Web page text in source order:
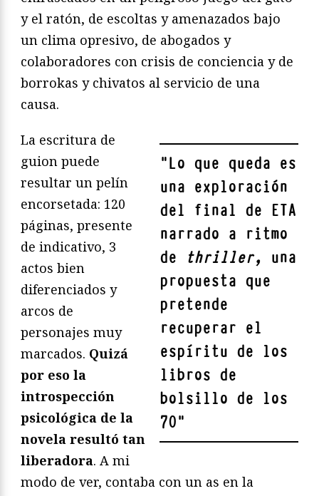
y el ratón, de escoltas y amenazados bajo
un clima opresivo, de abogados y
colaboradores con crisis de conciencia y de
borrokas y chivatos al servicio de una
causa.
"Lo que queda es
una exploración
del final de ETA
narrado a ritmo
de thriller, una
propuesta que
pretende
recuperar el
espíritu de los
libros de
bolsillo de los
70"
La escritura de
guion puede
resultar un pelín
encorsetada: 120
páginas, presente
de indicativo, 3
actos bien
diferenciados y
arcos de
personajes muy
marcados. Quizá
por eso la
introspección
psicológica de la
novela resultó tan
liberadora. A mi
modo de ver, contaba con un as en la